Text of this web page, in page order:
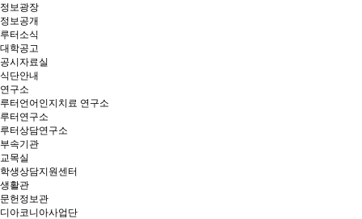
정보광장
정보공개
루터소식
대학공고
공시자료실
식단안내
연구소
루터언어인지치료 연구소
루터연구소
루터상담연구소
부속기관
교목실
학생상담지원센터
생활관
문헌정보관
디아코니아사업단